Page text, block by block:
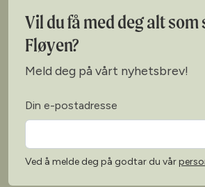
Vil du få med deg alt som
Fløyen?
Meld deg på vårt nyhetsbrev!
Din e-postadresse
Ved å melde deg på godtar du vår